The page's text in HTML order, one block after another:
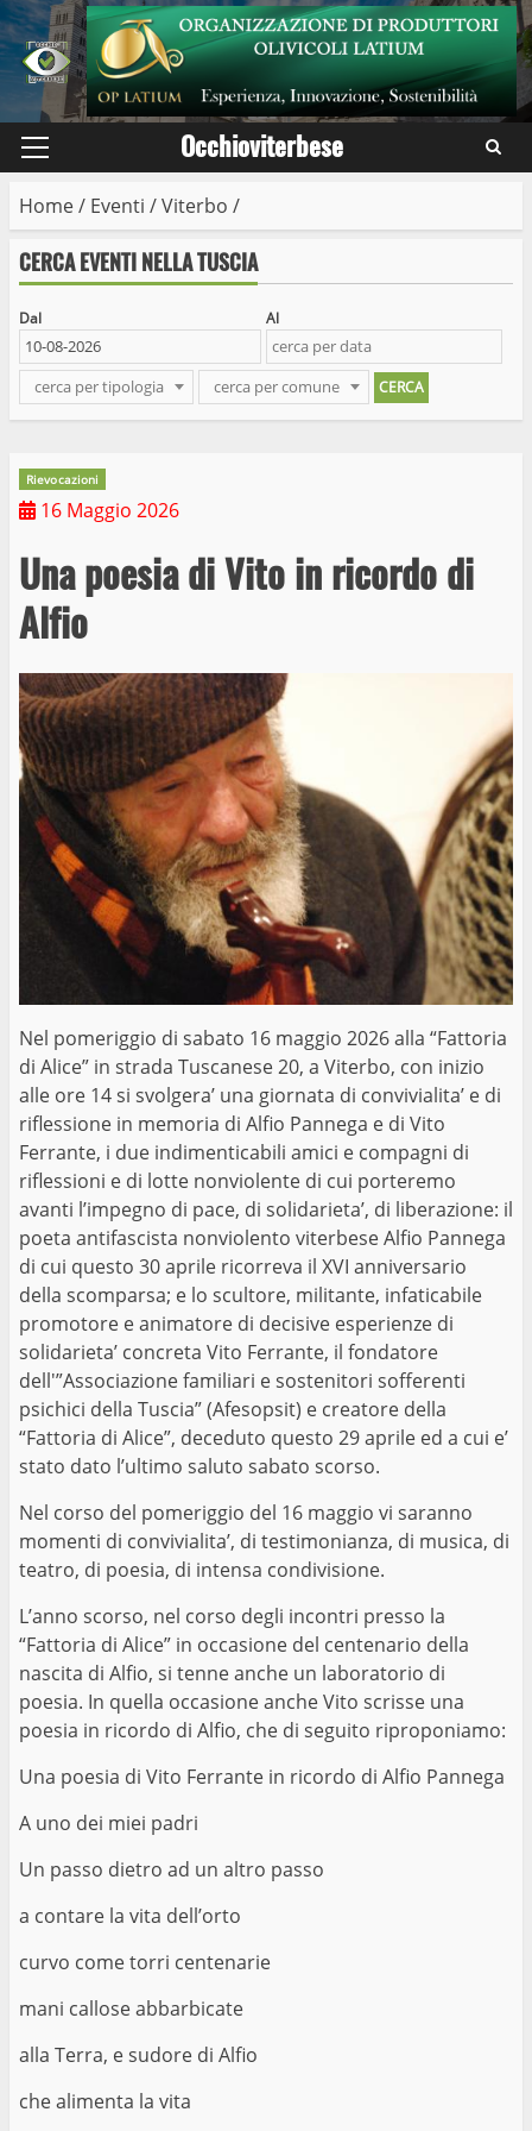
Skip
to
content
Primary
Occhioviterbese
Home/ Eventi /Viterbo /
CERCA EVENTI NELLA TUSCIA
Dal Al
cerca per tipologia cerca per comune
Rievocazioni
16 Maggio 2026
Una poesia di Vito in ricordo di
Alfio
Nel pomeriggio di sabato 16 maggio 2026 alla “Fattoria
di Alice” in strada Tuscanese 20, a Viterbo, con inizio
alle ore 14 si svolgera’ una giornata di convivialita’ e di
riflessione in memoria di Alfio Pannega e di Vito
Ferrante, i due indimenticabili amici e compagni di
riflessioni e di lotte nonviolente di cui porteremo
avanti l’impegno di pace, di solidarieta’, di liberazione: il
poeta antifascista nonviolento viterbese Alfio Pannega
di cui questo 30 aprile ricorreva il XVI anniversario
della scomparsa; e lo scultore, militante, infaticabile
promotore e animatore di decisive esperienze di
solidarieta’ concreta Vito Ferrante, il fondatore
dell'”Associazione familiari e sostenitori sofferenti
psichici della Tuscia” (Afesopsit) e creatore della
“Fattoria di Alice”, deceduto questo 29 aprile ed a cui e’
stato dato l’ultimo saluto sabato scorso.
Nel corso del pomeriggio del 16 maggio vi saranno
momenti di convivialita’, di testimonianza, di musica, di
teatro, di poesia, di intensa condivisione.
L’anno scorso, nel corso degli incontri presso la
“Fattoria di Alice” in occasione del centenario della
nascita di Alfio, si tenne anche un laboratorio di
poesia. In quella occasione anche Vito scrisse una
poesia in ricordo di Alfio, che di seguito riproponiamo:
Una poesia di Vito Ferrante in ricordo di Alfio Pannega
A uno dei miei padri
Un passo dietro ad un altro passo
a contare la vita dell’orto
curvo come torri centenarie
mani callose abbarbicate
alla Terra, e sudore di Alfio
che alimenta la vita